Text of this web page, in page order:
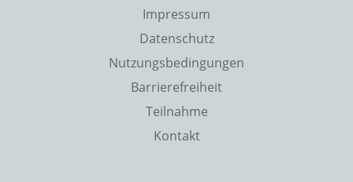
Impressum
Datenschutz
Nutzungsbedingungen
Barrierefreiheit
Teilnahme
Kontakt